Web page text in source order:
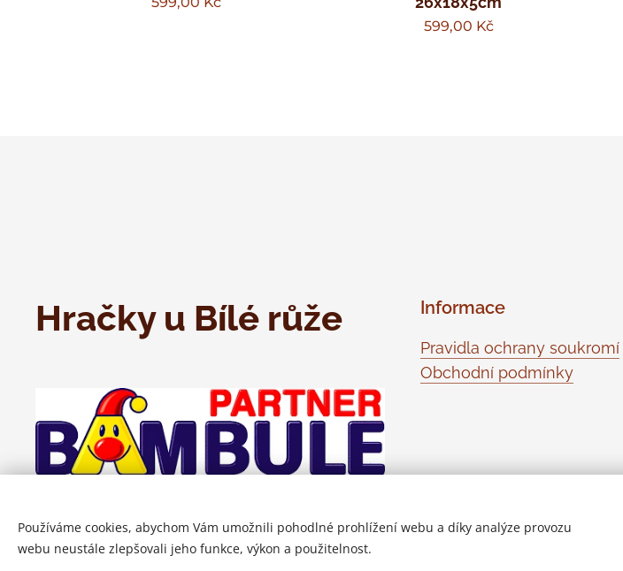
599,00 Kč
Hračky u Bílé růže Informace
Pravidla ochrany soukromí
Obchodní podmínky
Používáme cookies, abychom Vám umožnili pohodlné prohlížení webu a díky analýze provozu
webu neustále zlepšovali jeho funkce, výkon a použitelnost.